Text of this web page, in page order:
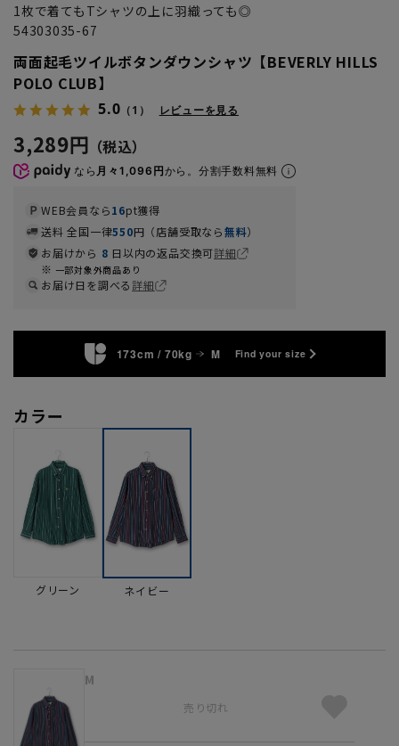
1枚で着てもTシャツの上に羽織っても◎
54303035-67
両面起毛ツイルボタンダウンシャツ【BEVERLY HILLS
POLO CLUB】
5.0 （1） レビューを見る
3,289円
なら 月々1,096円から。分割手数料無料
WEB会員なら16pt獲得
送料 全国一律550円（店舗受取なら無料）
お届けから 8 日以内の返品交換可詳細
一部対象外商品あり
お届け日を調べる詳細
173cm / 70kg M Find your size
カラー
グリーン ネイビー
M
売り切れ